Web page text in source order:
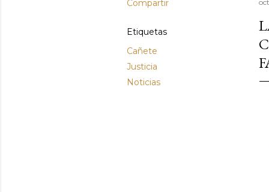
Compartir
Etiquetas
Cañete
Justicia
Noticias